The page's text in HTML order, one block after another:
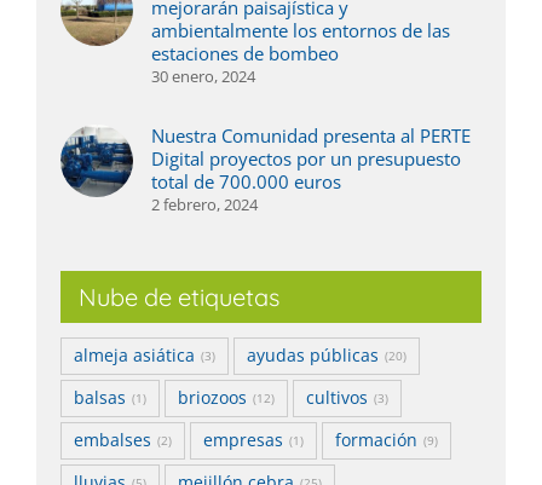
mejorarán paisajística y
ambientalmente los entornos de las
estaciones de bombeo
30 enero, 2024
Nuestra Comunidad presenta al PERTE
Digital proyectos por un presupuesto
total de 700.000 euros
2 febrero, 2024
Nube de etiquetas
almeja asiática (3) ayudas públicas (20)
balsas (1) briozoos (12) cultivos (3)
embalses (2) empresas (1) formación (9)